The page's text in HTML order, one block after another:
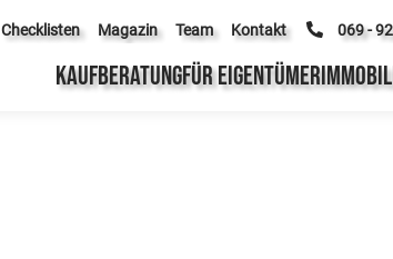
Checklisten Magazin Team Kontakt 069 -
KAUFBERATUNGFÜR EIGENTÜMER